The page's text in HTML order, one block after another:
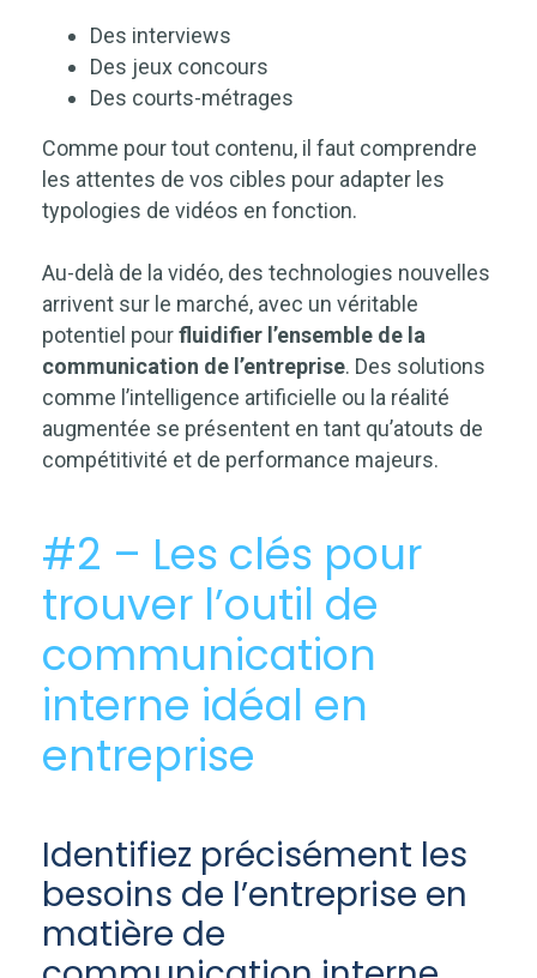
Des interviews
Des jeux concours
Des courts-métrages
Comme pour tout contenu, il faut comprendre
les attentes de vos cibles pour adapter les
typologies de vidéos en fonction.
Au-delà de la vidéo, des technologies nouvelles
arrivent sur le marché, avec un véritable
potentiel pourfluidifier l’ensemble de la
communication de l’entreprise. Des solutions
comme l’intelligence artificielle ou la réalité
augmentée se présentent en tant qu’atouts de
compétitivité et de performance majeurs.
#2 – Les clés pour
trouver l’outil de
communication
interne idéal en
entreprise
Identifiez précisément les
besoins de l’entreprise en
matière de